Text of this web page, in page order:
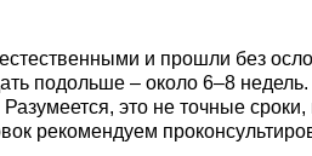
и прошли без
подольше – около 6–8
Разумеется, это не точные
рекомендуем